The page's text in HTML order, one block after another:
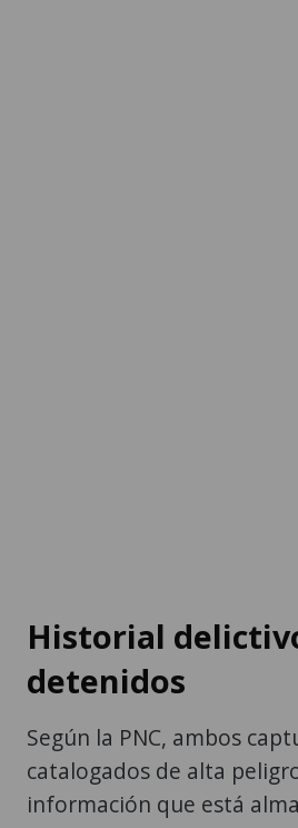
Historial
detenidos
Según la PNC, ambos
catalogados de alta
información que está